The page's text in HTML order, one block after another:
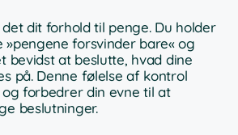
dit forhold til penge. Du holder
forsvinder bare« og
bevidst at beslutte, hvad dine
på. Denne følelse af kontrol
forbedrer din evne til at
beslutninger.